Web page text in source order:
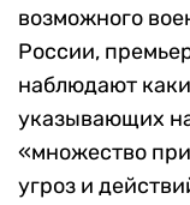
возможного
России,
наблюдают
указывающих
«множество
угроз и